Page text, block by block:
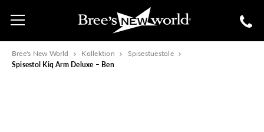
Bree's New World Kollektion
Spisestuestole
Spisestol Kiq Arm Deluxe – Ben